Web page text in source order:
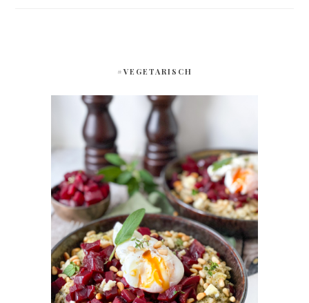
#VEGETARISCH